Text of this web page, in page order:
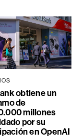
obtiene un
de
millones
por su
en OpenAI